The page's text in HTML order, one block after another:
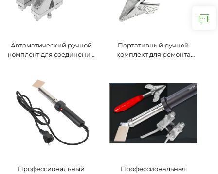
аксессуарами
Автоматический ручной
комплект для соединения
приспособление для лент
из уретана, 220 В,
основные компоненты
двигателя
Портативный ручной
комплект для ремонта
полиуретановых лент, 220
В, основные компоненты
двигателя
Профессиональный
Профессиональная